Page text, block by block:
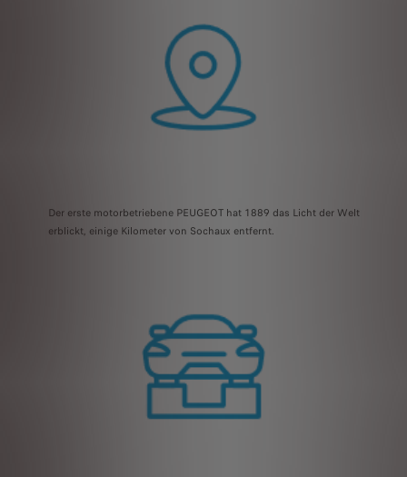
Der erste motorbetriebene PEUGEOT hat 1889 das Licht der Welt
erblickt, einige Kilometer von Sochaux entfernt.